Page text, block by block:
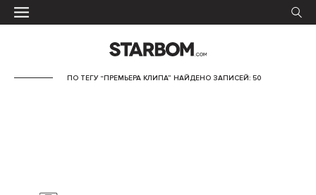
ПО ТЕГУ “ПРЕМЬЕРА КЛИПА” НАЙДЕНО ЗАПИСЕЙ: 50